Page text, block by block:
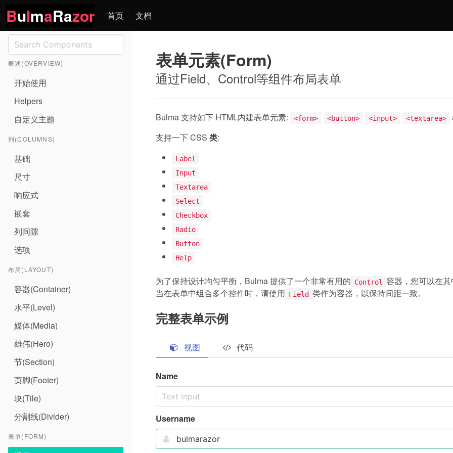
BulmaRazor 首页 文档
概述(OVERVIEW)
开始使用
Helpers
自定义主题
列(COLUMNS)
基础
尺寸
响应式
嵌套
列间隙
选项
布局(LAYOUT)
容器(Container)
水平(Level)
媒体(Media)
雄伟(Hero)
节(Section)
页脚(Footer)
块(Tile)
分割线(Divider)
表单(FORM)
表单元素(Form)
通过Field、Control等组件布局表单
Bulma 支持如下 HTML内建表单元素: <form> <button> <input> <textarea>
支持一下 CSS 类:
Label
Input
Textarea
Select
Checkbox
Radio
Button
Help
为了保持设计均匀平衡，Bulma 提供了一个非常有用的 Control
容器，您可以在其
当在表单中组合多个控件时，请使用 Field 类作为容器，以保持间距一致。
完整表单示例
视图 代码
Name
Username